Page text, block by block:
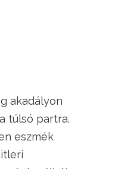
akadályon
túlsó partra.
eszmék